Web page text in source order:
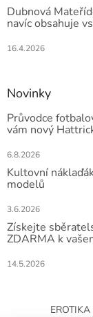
Dubnová
navíc obsahuje
16.4.2026
Novinky
Průvodce
vám nový
6.8.2026
Kultovní
modelů
3.6.2026
Získejte
ZDARMA k
14.5.2026
EROTIKA